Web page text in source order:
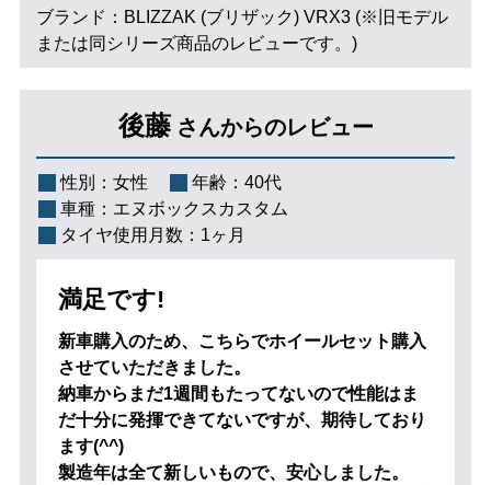
ブランド：BLIZZAK (ブリザック) VRX3 (※旧モデル
または同シリーズ商品のレビューです。)
後藤 さんからのレビュー
性別： 女性 年齢： 40代
車種： エヌボックスカスタム
タイヤ使用月数： 1ヶ月
満足です!
新車購入のため、こちらでホイールセット購入
させていただきました。
納車からまだ1週間もたってないので性能はま
だ十分に発揮できてないですが、期待しており
ます(^^)
製造年は全て新しいもので、安心しました。